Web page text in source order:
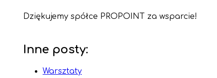
Dziękujemy spółce PROPOINT za wsparcie!
Inne posty:
Warsztaty